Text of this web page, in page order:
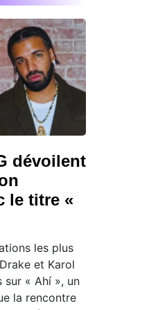
dévoilent
le titre «
les plus
et Karol
sur « Ahí », un
la rencontre